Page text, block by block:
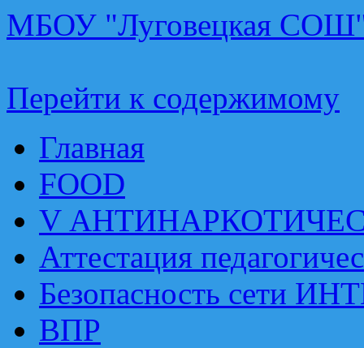
МБОУ "Луговецкая
Перейти к содержимому
Главная
FOOD
V
Аттестация
Безопасность сети
ВПР